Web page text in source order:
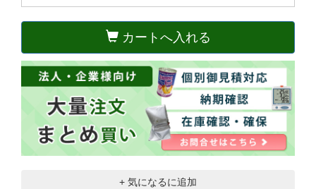
カートへ入れる
+ 気になるに追加